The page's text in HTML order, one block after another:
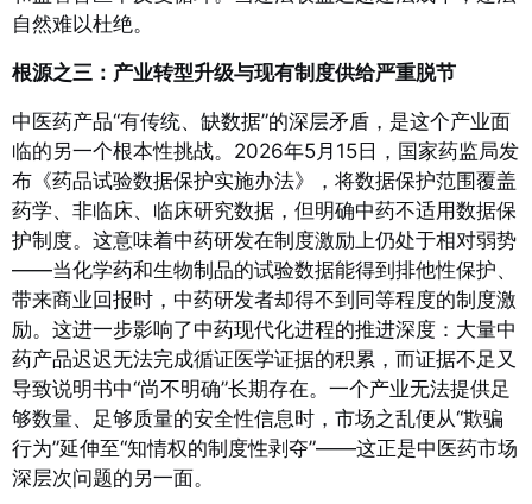
自然难以杜绝。
根源之三：产业转型升级与现有制度供给严重脱节
中医药产品“有传统、缺数据”的深层矛盾，是这个产业面
临的另一个根本性挑战。2026年5月15日，国家药监局发
布《药品试验数据保护实施办法》，将数据保护范围覆盖
药学、非临床、临床研究数据，但明确中药不适用数据保
护制度。这意味着中药研发在制度激励上仍处于相对弱势
——当化学药和生物制品的试验数据能得到排他性保护、
带来商业回报时，中药研发者却得不到同等程度的制度激
励。这进一步影响了中药现代化进程的推进深度：大量中
药产品迟迟无法完成循证医学证据的积累，而证据不足又
导致说明书中“尚不明确”长期存在。一个产业无法提供足
够数量、足够质量的安全性信息时，市场之乱便从“欺骗
行为”延伸至“知情权的制度性剥夺”——这正是中医药市场
深层次问题的另一面。